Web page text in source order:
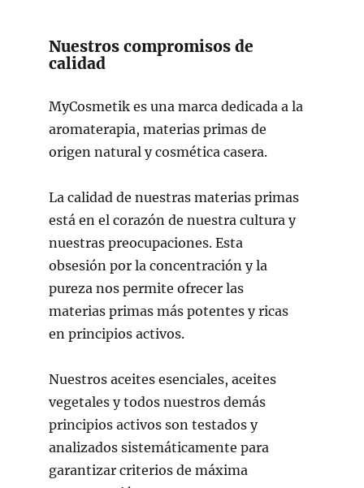
Nuestros compromisos de
calidad
MyCosmetik es una marca dedicada a la
aromaterapia, materias primas de
origen natural y cosmética casera.
La calidad de nuestras materias primas
está en el corazón de nuestra cultura y
nuestras preocupaciones. Esta
obsesión por la concentración y la
pureza nos permite ofrecer las
materias primas más potentes y ricas
en principios activos.
Nuestros aceites esenciales, aceites
vegetales y todos nuestros demás
principios activos son testados y
analizados sistemáticamente para
garantizar criterios de máxima